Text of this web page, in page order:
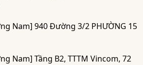
Nam] 940 Đường 3/2 PHƯỜNG 15
Nam] Tầng B2, TTTM Vincom, 72